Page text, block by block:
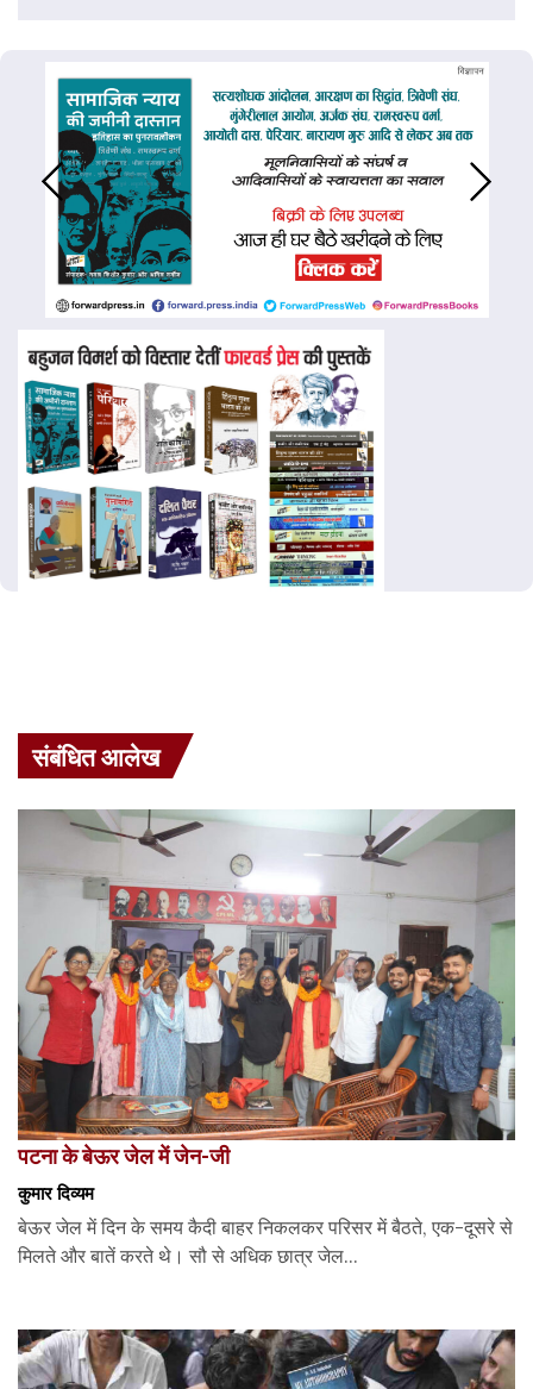
संबंधित आलेख
पटना के बेऊर जेल में जेन-जी
कुमार दिव्यम
बेऊर जेल में दिन के समय कैदी बाहर निकलकर परिसर में बैठते, एक-दूसरे से
मिलते और बातें करते थे। सौ से अधिक छात्र जेल...